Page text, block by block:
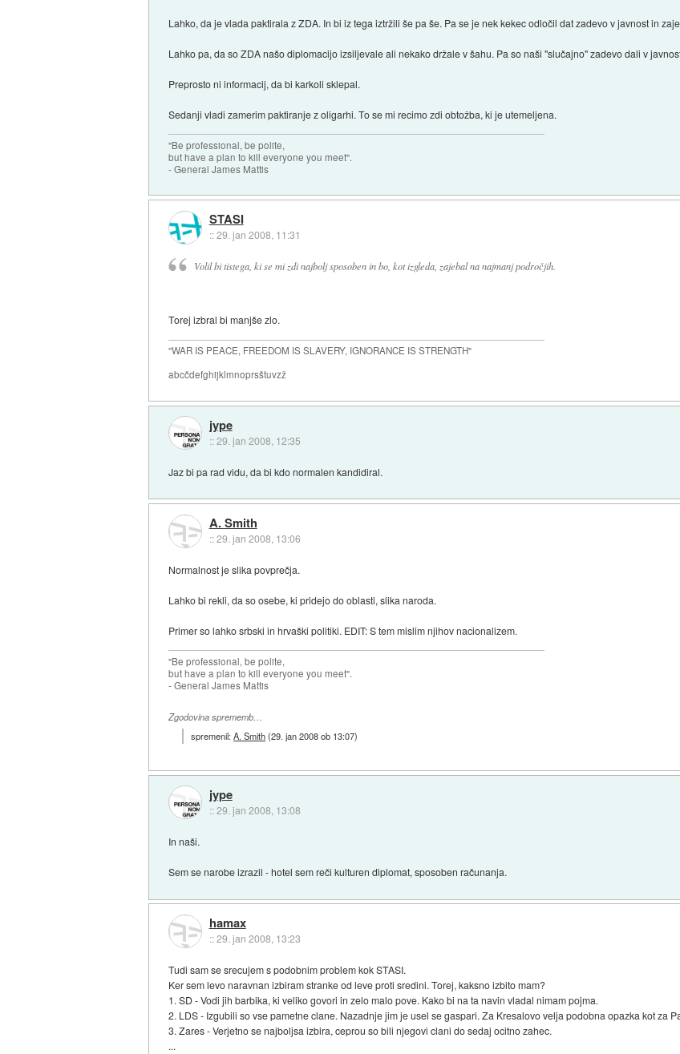
Lahko, da je vlada paktirala z ZDA. In bi iz tega iztržili še pa še. Pa se je nek kekec odločil dat zadevo v javnost in
Lahko pa, da so ZDA našo diplomacijo izsiljevale ali nekako držale v šahu. Pa so naši "slučajno" zadevo dali v
Preprosto ni informacij, da bi karkoli sklepal.
Sedanji vladi zamerim paktiranje z oligarhi. To se mi recimo zdi obtožba, ki je utemeljena.
"Be professional, be polite,
but have a plan to kill everyone you meet".
- General James Mattis
STASI
::29. jan 2008, 11:31
Volil bi tistega, ki se mi zdi najbolj sposoben in bo, kot izgleda, zajebal na najmanj področjih.
Torej izbral bi manjše zlo.
"WAR IS PEACE, FREEDOM IS SLAVERY, IGNORANCE IS STRENGTH"
abcčdefghijklmnoprsštuvzž
jype
::29. jan 2008, 12:35
Jaz bi pa rad vidu, da bi kdo normalen kandidiral.
A. Smith
::29. jan 2008, 13:06
Normalnost je slika povprečja.
Lahko bi rekli, da so osebe, ki pridejo do oblasti, slika naroda.
Primer so lahko srbski in hrvaški politiki. EDIT: S tem mislim njihov nacionalizem.
"Be professional, be polite,
but have a plan to kill everyone you meet".
- General James Mattis
Zgodovina sprememb…
spremenil:A. Smith(29. jan 2008 ob 13:07)
jype
::29. jan 2008, 13:08
In naši.
Sem se narobe izrazil - hotel sem reči kulturen diplomat, sposoben računanja.
hamax
::29. jan 2008, 13:23
Tudi sam se srecujem s podobnim problem kok STASI.
Ker sem levo naravnan izbiram stranke od leve proti sredini. Torej, kaksno izbito mam?
1. SD - Vodi jih barbika, ki veliko govori in zelo malo pove. Kako bi na ta navin vladal nimam pojma.
2. LDS - Izgubili so vse pametne clane. Nazadnje jim je usel se gaspari. Za Kresalovo velja podobna opazka kot za
3. Zares - Verjetno se najboljsa izbira, ceprou so bili njegovi clani do sedaj ocitno zahec.
...